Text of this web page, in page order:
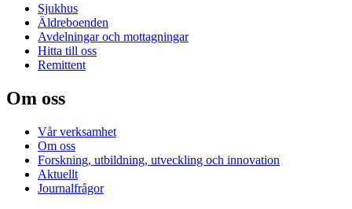
Sjukhus
Äldreboenden
Avdelningar och mottagningar
Hitta till oss
Remittent
Om oss
Vår verksamhet
Om oss
Forskning, utbildning, utveckling och innovation
Aktuellt
Journalfrågor